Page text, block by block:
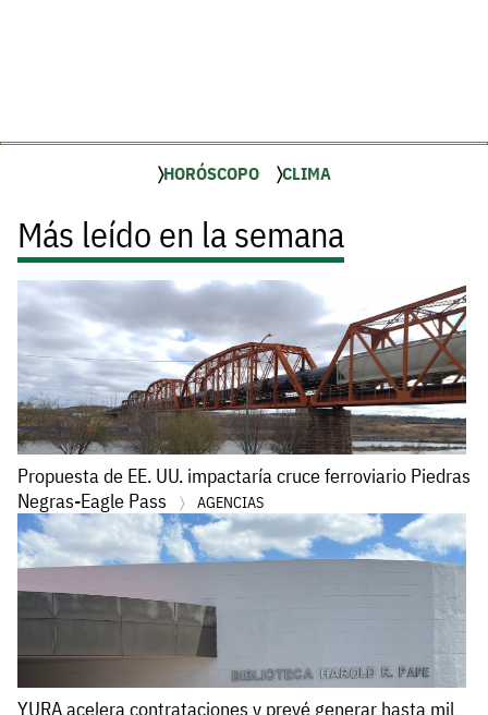
HORÓSCOPO CLIMA
Más leído en la semana
Propuesta de EE. UU. impactaría cruce ferroviario Piedras
Negras-Eagle Pass
AGENCIAS
YURA acelera contrataciones y prevé generar hasta mil